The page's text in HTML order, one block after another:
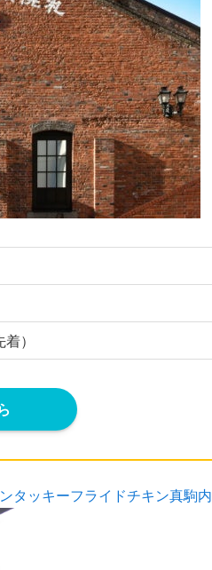
）
タッキーフライドチキン真駒内